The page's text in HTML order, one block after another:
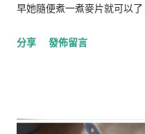
早她隨便煮一煮麥片就可以
粥。此刻我想起一句歌詞：有
分享 發佈留言